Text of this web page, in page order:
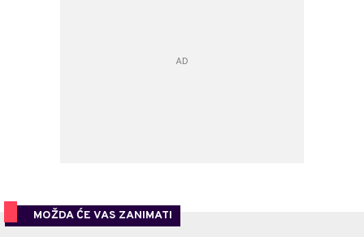
MOŽDA ĆE VAS ZANIMATI